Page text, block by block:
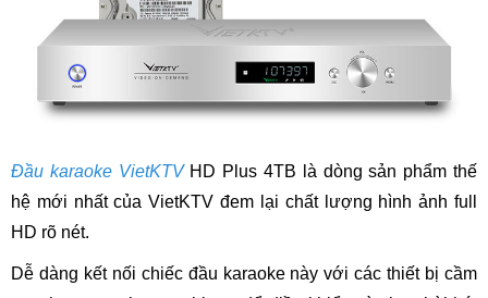
Đầu karaoke VietKTVHD Plus 4TB là dòng sản phẩm thế
hệ mới nhất của VietKTV đem lại chất lượng hình ảnh full
HD rõ nét.
Dễ dàng kết nối chiếc đầu karaoke này với các thiết bị cầm